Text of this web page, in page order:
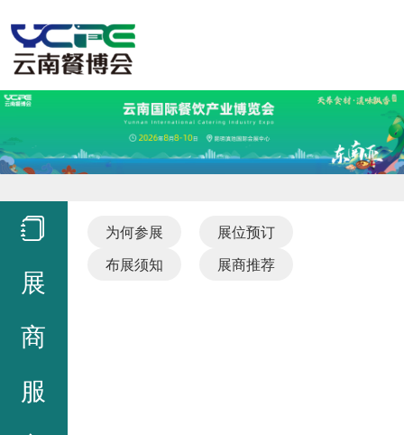
展
商
服
为何参展
展位预订
布展须知
展商推荐